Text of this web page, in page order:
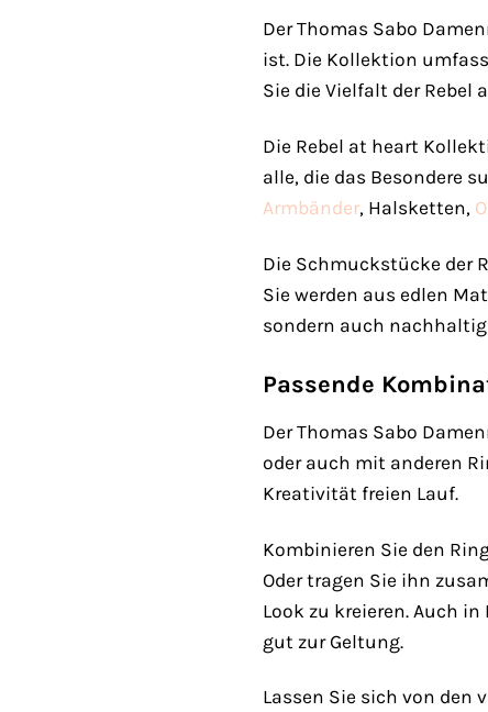
Der Thomas Sabo
ist. Die Kollektion
Sie die Vielfalt der
Die Rebel at heart
alle, die das Besondere
Armbänder, Halsketten,
Die Schmuckstücke der
Sie werden aus edlen
sondern auch
Passende
Der Thomas Sabo
oder auch mit anderen
Kreativität freien Lauf.
Kombinieren Sie den
Oder tragen Sie ihn
Look zu kreieren. Auch
gut zur Geltung.
Lassen Sie sich von